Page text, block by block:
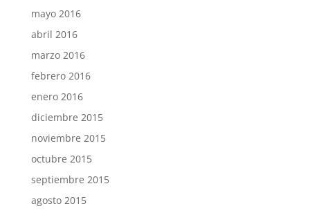
mayo 2016
abril 2016
marzo 2016
febrero 2016
enero 2016
diciembre 2015
noviembre 2015
octubre 2015
septiembre 2015
agosto 2015